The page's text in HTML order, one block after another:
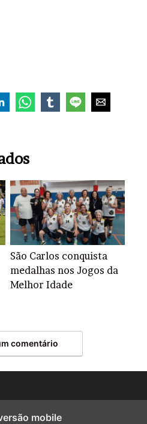
São Carlos conquista
medalhas nos Jogos da
Melhor Idade
comentário
mobile